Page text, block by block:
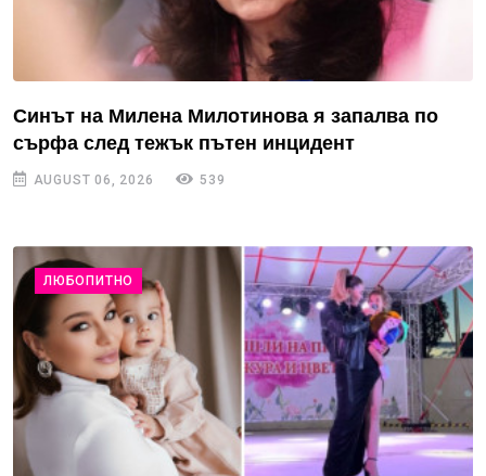
Синът на Милена Милотинова я запалва по
сърфа след тежък пътен инцидент
AUGUST 06, 2026 539
ЛЮБОПИТНО